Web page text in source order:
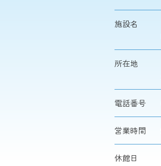
施設名
所在地
電話番号
営業時間
休館日